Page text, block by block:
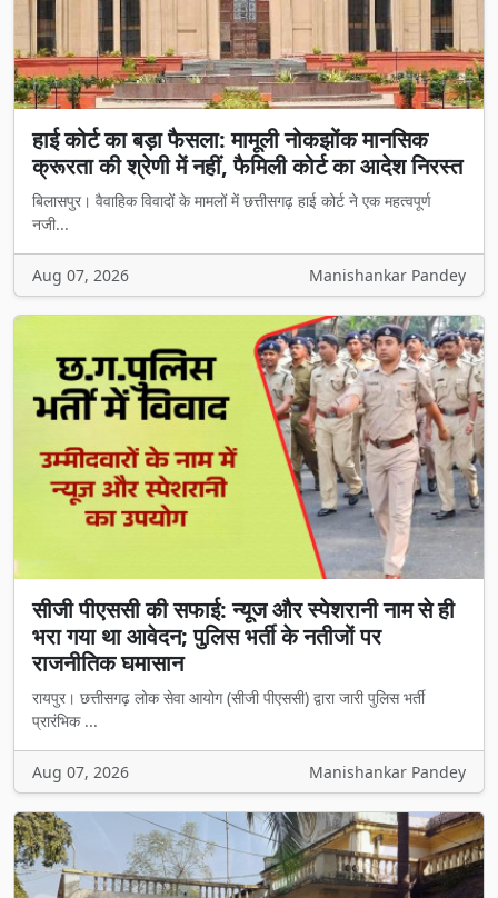
हाई कोर्ट का बड़ा फैसला: मामूली नोकझोंक मानसिक
क्रूरता की श्रेणी में नहीं, फैमिली कोर्ट का आदेश निरस्त
बिलासपुर। वैवाहिक विवादों के मामलों में छत्तीसगढ़ हाई कोर्ट ने एक महत्वपूर्ण
नजी...
Aug 07, 2026 Manishankar Pandey
सीजी पीएससी की सफाई: न्यूज और स्पेशरानी नाम से ही
भरा गया था आवेदन; पुलिस भर्ती के नतीजों पर
राजनीतिक घमासान
रायपुर। छत्तीसगढ़ लोक सेवा आयोग (सीजी पीएससी) द्वारा जारी पुलिस भर्ती
प्रारंभिक ...
Aug 07, 2026 Manishankar Pandey